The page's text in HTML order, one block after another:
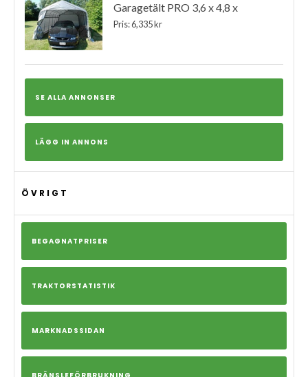
Garagetält PRO 3,6 x 4,8 x
Pris: 6,335 kr
SE ALLA ANNONSER
LÄGG IN ANNONS
ÖVRIGT
BEGAGNATPRISER
TRAKTORSTATISTIK
MARKNADSSIDAN